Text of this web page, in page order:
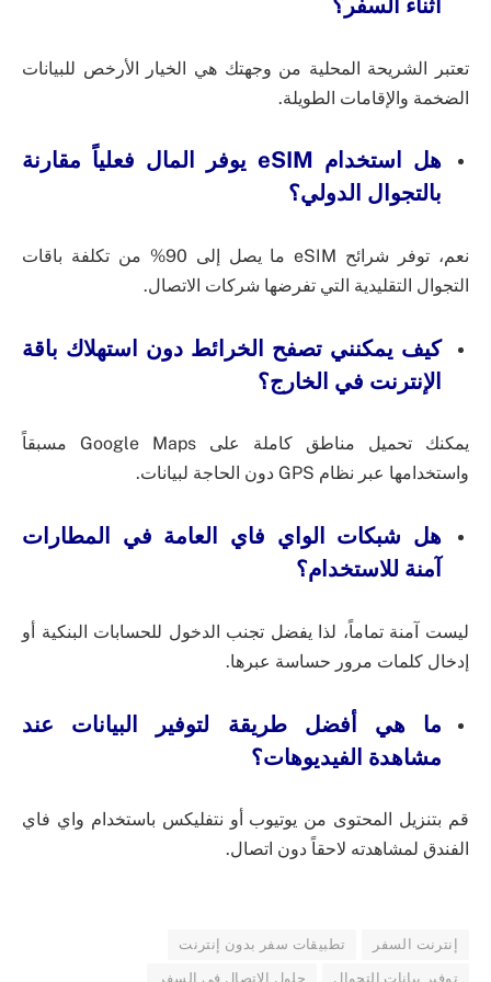
أثناء السفر؟
تعتبر الشريحة المحلية من وجهتك هي الخيار الأرخص للبيانات
الضخمة والإقامات الطويلة.
هل استخدام eSIM يوفر المال فعلياً مقارنة
بالتجوال الدولي؟
نعم، توفر شرائح eSIM ما يصل إلى 90% من تكلفة باقات
التجوال التقليدية التي تفرضها شركات الاتصال.
كيف يمكنني تصفح الخرائط دون استهلاك باقة
الإنترنت في الخارج؟
يمكنك تحميل مناطق كاملة على Google Maps مسبقاً
واستخدامها عبر نظام GPS دون الحاجة لبيانات.
هل شبكات الواي فاي العامة في المطارات
آمنة للاستخدام؟
ليست آمنة تماماً، لذا يفضل تجنب الدخول للحسابات البنكية أو
إدخال كلمات مرور حساسة عبرها.
ما هي أفضل طريقة لتوفير البيانات عند
مشاهدة الفيديوهات؟
قم بتنزيل المحتوى من يوتيوب أو نتفليكس باستخدام واي فاي
الفندق لمشاهدته لاحقاً دون اتصال.
إنترنت السفر تطبيقات سفر بدون إنترنت
توفير بيانات التجوال حلول الاتصال في السفر